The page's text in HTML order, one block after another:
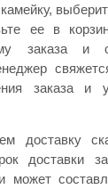
ее в
заказа и
заказа и
доставку
доставки
может